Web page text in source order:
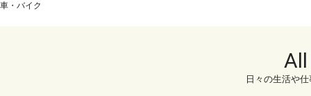
車・バイク
日々の生活や